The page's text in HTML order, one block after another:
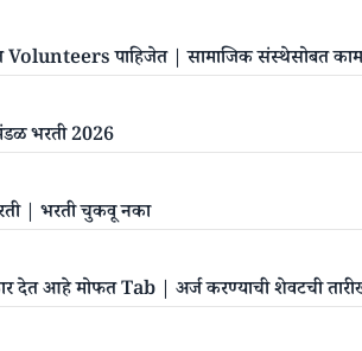
Volunteers पाहिजेत | सामाजिक संस्थेसोबत
मंडळ भरती 2026
| भरती चुकवू नका
सरकार देत आहे मोफत Tab | अर्ज करण्याची शेवटची